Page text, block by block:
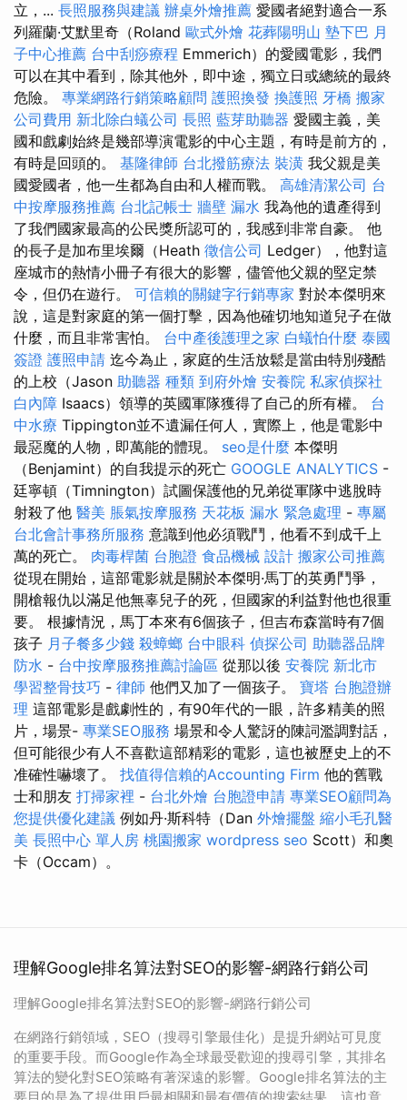
立，... 長照服務與建議 辦桌外燴推薦 愛國者絕對適合一系
列羅蘭·艾默里奇（Roland 歐式外燴 花葬陽明山 墊下巴 月
子中心推薦 台中刮痧療程 Emmerich）的愛國電影，我們
可以在其中看到，除其他外，即中途，獨立日或總統的最終
危險。 專業網路行銷策略顧問 護照換發 換護照 牙橋 搬家
公司費用 新北除白蟻公司 長照 藍芽助聽器 愛國主義，美
國和戲劇始終是幾部導演電影的中心主題，有時是前方的，
有時是回頭的。 基隆律師 台北撥筋療法 裝潢 我父親是美
國愛國者，他一生都為自由和人權而戰。 高雄清潔公司 台
中按摩服務推薦 台北記帳士 牆壁 漏水 我為他的遺產得到
了我們國家最高的公民獎所認可的，我感到非常自豪。 他
的長子是加布里埃爾（Heath 徵信公司 Ledger），他對這
座城市的熱情小冊子有很大的影響，儘管他父親的堅定禁
令，但仍在遊行。 可信賴的關鍵字行銷專家 對於本傑明來
說，這是對家庭的第一個打擊，因為他確切地知道兒子在做
什麼，而且非常害怕。 台中產後護理之家 白蟻怕什麼 泰國
簽證 護照申請 迄今為止，家庭的生活放鬆是當由特別殘酷
的上校（Jason 助聽器 種類 到府外燴 安養院 私家偵探社
白內障 Isaacs）領導的英國軍隊獲得了自己的所有權。 台
中水療 Tippington並不遺漏任何人，實際上，他是電影中
最惡魔的人物，即萬能的體現。 seo是什麼 本傑明
（Benjamint）的自我提示的死亡 GOOGLE ANALYTICS -
廷寧頓（Timnington）試圖保護他的兄弟從軍隊中逃脫時
射殺了他 醫美 脹氣按摩服務 天花板 漏水 緊急處理 - 專屬
台北會計事務所服務 意識到他必須戰鬥，他看不到成千上
萬的死亡。 肉毒桿菌 台胞證 食品機械 設計 搬家公司推薦
從現在開始，這部電影就是關於本傑明·馬丁的英勇鬥爭，
開槍報仇以滿足他無辜兒子的死，但國家的利益對他也很重
要。 根據情況，馬丁本來有6個孩子，但吉布森當時有7個
孩子 月子餐多少錢 殺蟑螂 台中眼科 偵探公司 助聽器品牌
防水 - 台中按摩服務推薦討論區 從那以後 安養院 新北市
學習整骨技巧 - 律師 他們又加了一個孩子。 寶塔 台胞證辦
理 這部電影是戲劇性的，有90年代的一眼，許多精美的照
片，場景- 專業SEO服務 場景和令人驚訝的陳詞濫調對話，
但可能很少有人不喜歡這部精彩的電影，這也被歷史上的不
准確性嚇壞了。 找值得信賴的Accounting Firm 他的舊戰
士和朋友 打掃家裡 - 台北外燴 台胞證申請 專業SEO顧問為
您提供優化建議 例如丹·斯科特（Dan 外燴擺盤 縮小毛孔醫
美 長照中心 單人房 桃園搬家 wordpress seo Scott）和奧
卡（Occam）。
理解Google排名算法對SEO的影響-網路行銷公司
理解Google排名算法對SEO的影響-網路行銷公司
在網路行銷領域，SEO（搜尋引擎最佳化）是提升網站可見度
的重要手段。而Google作為全球最受歡迎的搜尋引擎，其排名
算法的變化對SEO策略有著深遠的影響。Google排名算法的主